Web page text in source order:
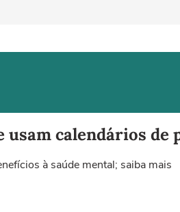
usam calendários
à saúde mental; saiba mais